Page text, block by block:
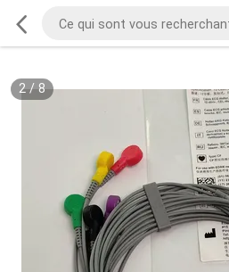
2/8